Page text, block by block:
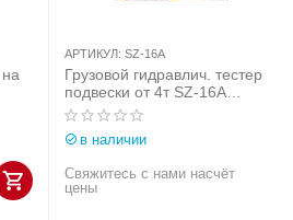
АРТИКУЛ: SZ-16A
Грузовой гидравлич. тестер
подвески от 4т SZ-16A
UNIMETAL
в наличии
Свяжитесь с нами насчёт
цены